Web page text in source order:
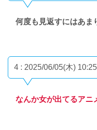
何度も見返すにはあま
4 : 2025/06/05(木)
なんか女が出てるアニ